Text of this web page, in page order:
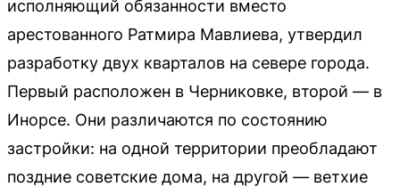
исполняющий обязанности вместо
арестованного Ратмира Мавлиева, утвердил
разработку двух кварталов на севере города.
Первый расположен в Черниковке, второй — в
Инорсе. Они различаются по состоянию
застройки: на одной территории преобладают
поздние советские дома, на другой — ветхие